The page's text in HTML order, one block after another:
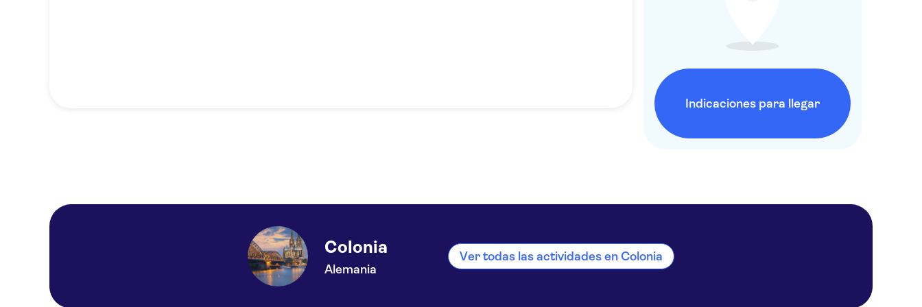
Indicaciones para llegar
Colonia
Alemania
Ver todas las actividades en Colonia